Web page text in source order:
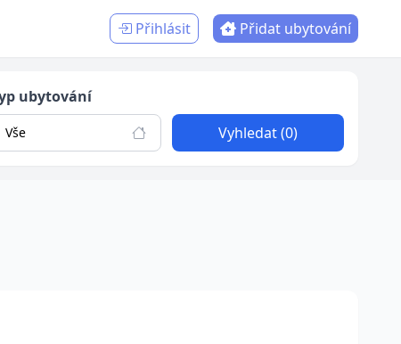
Přihlásit Přidat ubytování
ubytování
Vše Vyhledat (0)